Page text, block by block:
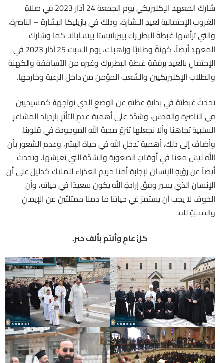
شاركَ المعهد الإكليريكي يوم الجمعة 24 آذار 2023 في صلاةِ
الغروب الإحتفالية لعيدِ البشارة، وذلكَ في بازيليكا البشارة – الناصرة،
والتي ترأسها غبطةُ البطريرك بييرباتيستا بيتسابالا. كما وشاركَ
المعهد أيضاً، كهنةً وطلابًا وراهبات، يوم السبت 25 آذار 2023 في
الإحتفالِ بالعيد برفقةِ غبطةِ البطريرك وغيره من الأساقفة والكهنة
والطلاب الإكليريكيين والشعب المؤمن من داخل الرعية وخارجها.
تحدثَ غبطتهُ في بدايةِ عظتهِ عن الوضعِ الذي نواجِههُ كمسيحيين
في الناصرة والقدس، وشدّدَ على أهمية عدمِ التأثُرِ بازدياد المشاعرِ
السلبية تجاهنا وألا نجعلها تنزعُ محبةَ الله الموجودة في قلوبنا.
وأضافَ إلى ذلك، أهمية تدخلِ الله في حياة البشر، وعدم الشعور بأن
الله ليسَ معنا في أوقاتِ الصعوبة والشدّة التي نعيشها. وتحدثَ
أيضاً عن رؤيةِ الإنسان لإجابة أمنا مريم العذراء للملاك كدليل على أن
الإنسان الذي يسير وفقَ إرادةِ الله يكون سعيدًا في حياته، وأن
الخوف لا يجب أن يستمرَ في حياتنا ما دمنا ممتلئينَ من الإيمانِ
والمحبةِ لله.
كلُّ عامٍ وأنتم بألف خير.